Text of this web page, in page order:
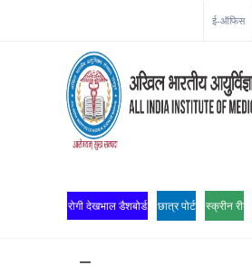
ई-ऑफिस
रोगी देखभाल डैशबोर्ड छात्र पोर्टल स्क्रीन